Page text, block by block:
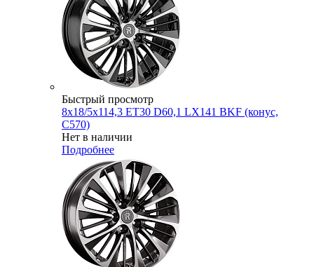
Быстрый просмотр
8x18/5x114,3 ET30 D60,1 LX141 BKF (конус,
C570)
Нет в наличии
Подробнее